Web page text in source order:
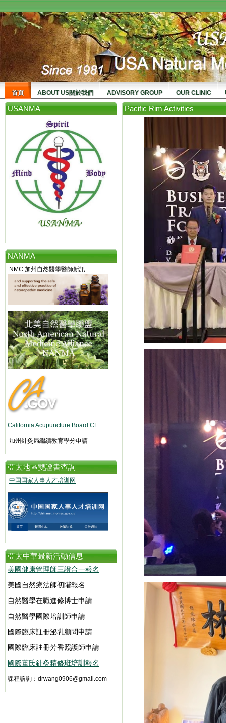
usanma
首頁 ABOUT US關於我們 ADVISORY GROUP OUR CLINIC
USANMA
NANMA
NMC 加州自然醫學醫師新訊
California Acupuncture Board CE
加州針灸局繼續教育學分申請
亞太地區雙證書查詢
中国国家人事人才培训网
亞太中華最新活動信息
美國健康管理師三證合一報名
美國自然療法師初階報名
自然醫學在職進修博士申請
自然醫學國際培訓師申請
國際臨床註冊泌乳顧問申請
國際臨床註冊芳香照護師申請
國際董氏針灸精修班培訓報名
課程諮詢： drwang0906@gmail.com
Pacific Rim Activities